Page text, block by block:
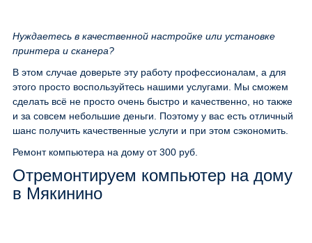
Нуждаетесь в качественной настройке или установке
принтера и сканера?
В этом случае доверьте эту работу профессионалам, а для
этого просто воспользуйтесь нашими услугами. Мы сможем
сделать всё не просто очень быстро и качественно, но также
и за совсем небольшие деньги. Поэтому у вас есть отличный
шанс получить качественные услуги и при этом сэкономить.
Ремонт компьютера на дому от 300 руб.
Отремонтируем компьютер на дому
в Мякинино